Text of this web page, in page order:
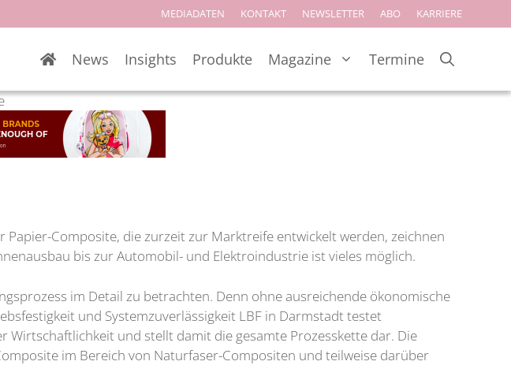
MEDIADATEN KONTAKT NEWSLETTER ABO KARRIERE
News Insights Produkte Magazine Termine
Composite, die zurzeit zur Marktreife entwickelt werden, zeichnen
bis zur Automobil- und Elektroindustrie ist vieles möglich.
im Detail zu betrachten. Denn ohne ausreichende ökonomische
und Systemzuverlässigkeit LBF in Darmstadt testet
und stellt damit die gesamte Prozesskette dar. Die
im Bereich von Naturfaser-Compositen und teilweise darüber